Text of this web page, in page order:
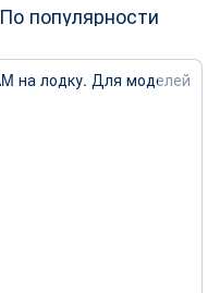
По популярности